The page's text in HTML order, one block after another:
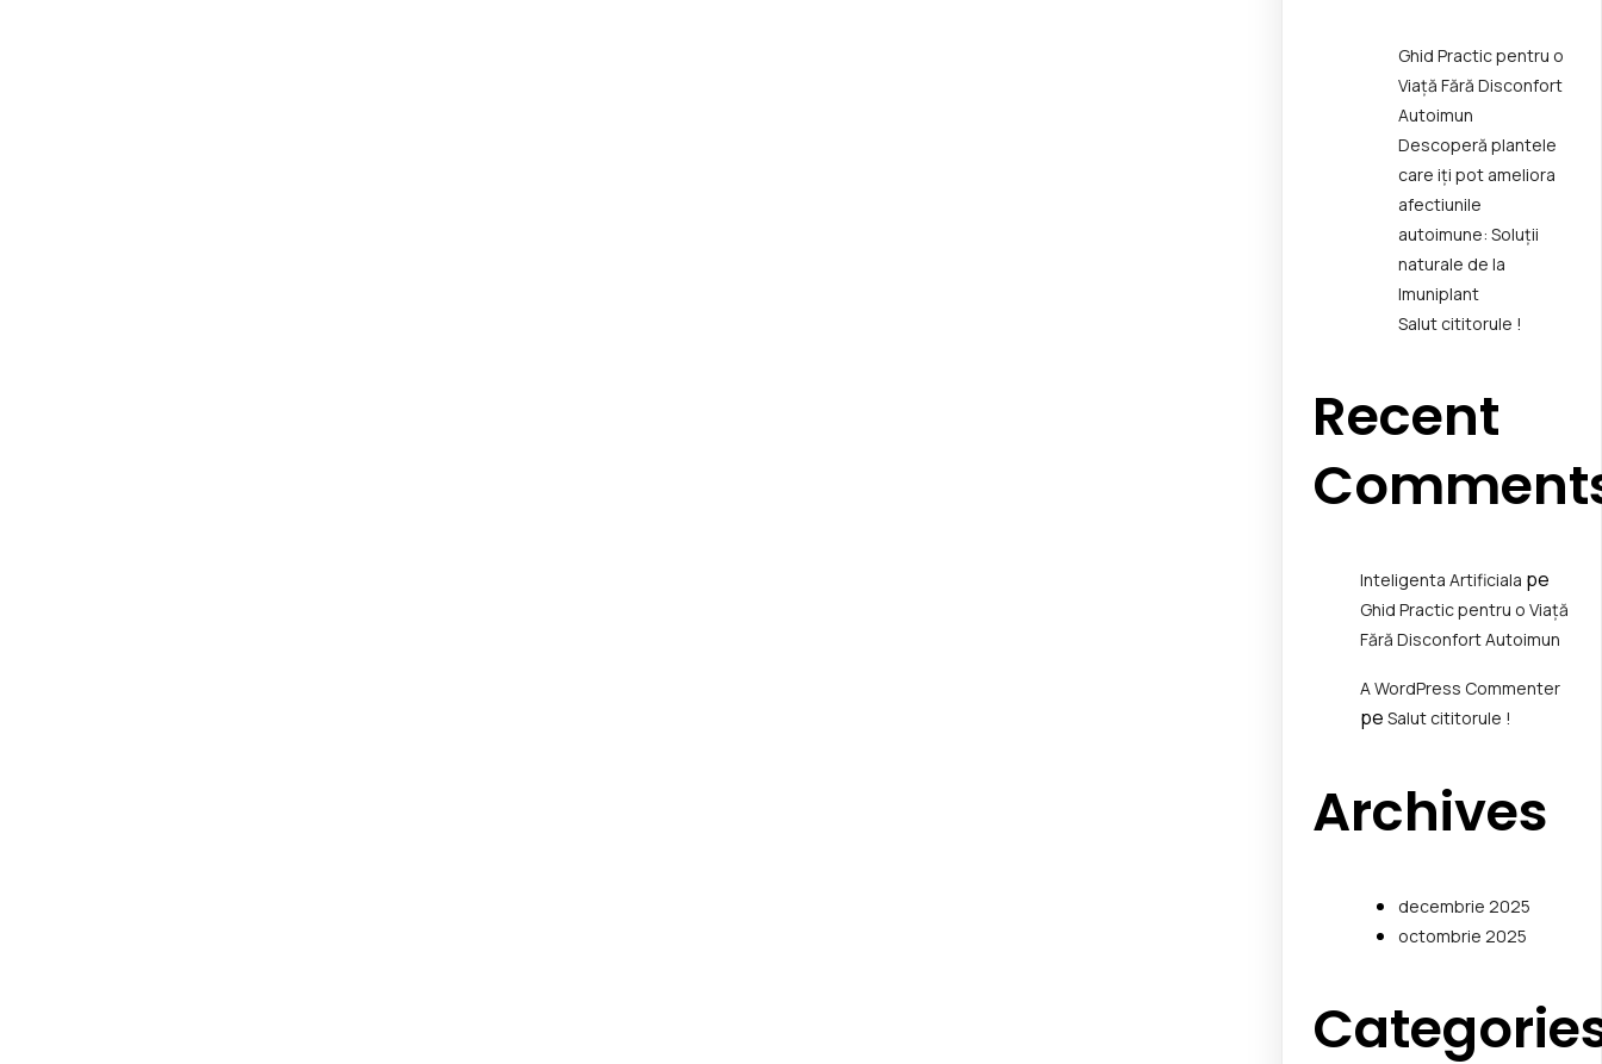
Ghid Practic pentru o
Viață Fără Disconfort
Autoimun
Descoperă plantele
care iți pot ameliora
afectiunile
autoimune: Soluții
naturale de la
Imuniplant
Salut cititorule !
Recent
Inteligenta Artificiala pe
Ghid Practic pentru o Viață
Fără Disconfort Autoimun
A WordPress Commenter
peSalut cititorule !
Archives
decembrie 2025
octombrie 2025